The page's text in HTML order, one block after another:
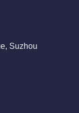
Suzhou